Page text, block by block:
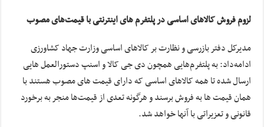
لزوم فروش کالاهای اساسی در پلتفرم های اینترنتی با قیمت‌های مصوب
مدیرکل دفتر بازرسی و نظارت بر کالاهای اساسی وزارت جهاد کشاورزی
ادامه‌داد: به پلتفرم‌هایی همچون دی جی کالا و اسنپ دستورالعمل هایی
ارسال شده تا همه کالاهای اساسی که دارای قیمت های مصوب هستند با
همان قیمت ها به فروش برسند و هرگونه تعدی از قیمت‌ها منجر به برخورد
قانونی و تعزیراتی با آنها خواهد شد.